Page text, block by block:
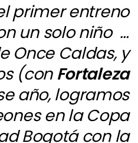
primer entreno
un solo niño …
Once Caldas, y
(con Fortaleza
año, logramos
en la Copa
Bogotá con la